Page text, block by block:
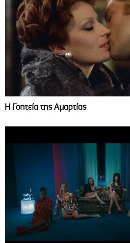
Η Γοητεία της Αμαρτίας